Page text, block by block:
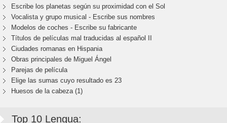
Escribe los planetas según su proximidad con el Sol
Vocalista y grupo musical - Escribe sus nombres
Modelos de coches - Escribe su fabricante
Títulos de películas mal traducidas al español II
Ciudades romanas en Hispania
Obras principales de Miguel Ángel
Parejas de película
Elige las sumas cuyo resultado es 23
Huesos de la cabeza (1)
Top 10 Lengua: